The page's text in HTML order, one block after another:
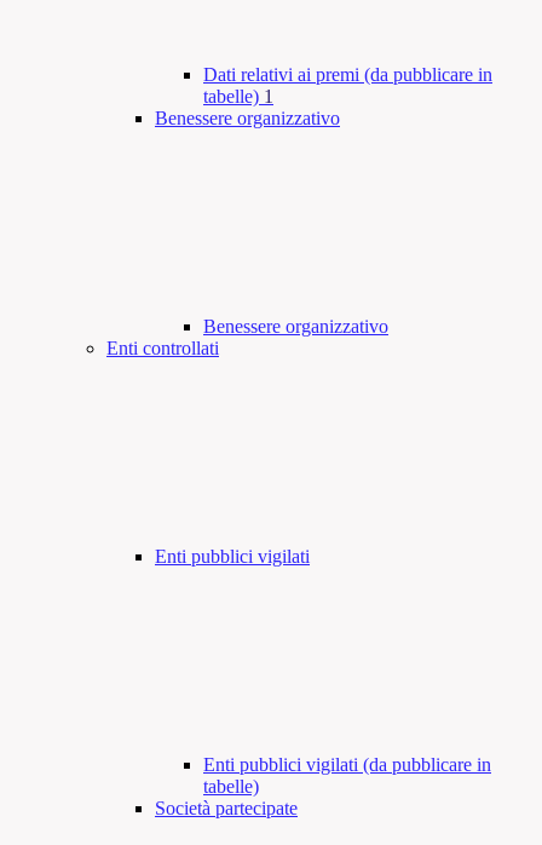
Dati relativi ai premi (da pubblicare in
tabelle) 1
Benessere organizzativo
Benessere organizzativo
Enti controllati
Enti pubblici vigilati
Enti pubblici vigilati (da pubblicare in
tabelle)
Società partecipate